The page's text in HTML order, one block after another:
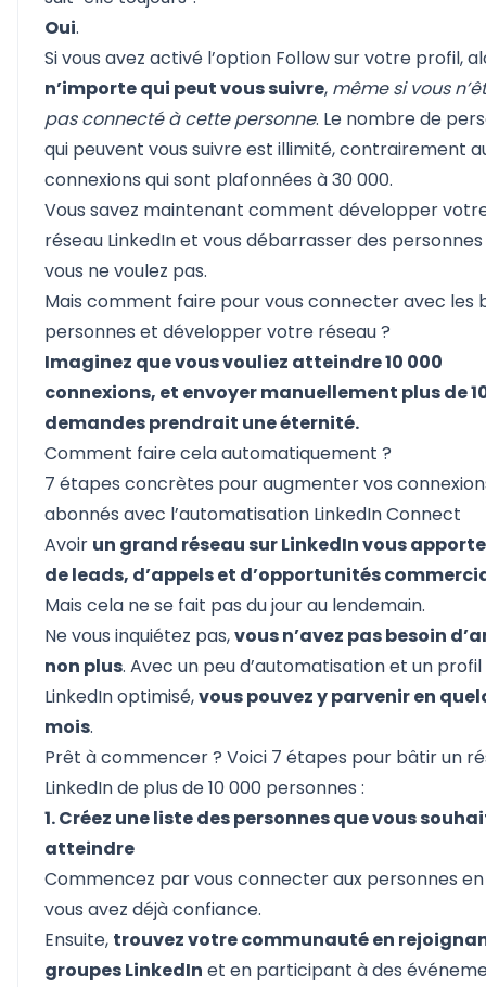
Oui.
Si vous avez activé l’option Follow sur votre profil,
n’importe qui peut vous suivre, même si vous
pas connecté à cette personne. Le nombre de
qui peuvent vous suivre est illimité, contrairement
connexions qui sont plafonnées à 30 000.
Vous savez maintenant comment développer
réseau LinkedIn et vous débarrasser des
vous ne voulez pas.
Mais comment faire pour vous connecter avec les
personnes et développer votre réseau ?
Imaginez que vous vouliez atteindre 10 000
connexions, et envoyer manuellement plus de
demandes prendrait une éternité.
Comment faire cela automatiquement ?
7 étapes concrètes pour augmenter vos
abonnés avec l’automatisation LinkedIn Connect
Avoir un grand réseau sur LinkedIn vous
de leads, d’appels et d’opportunités
Mais cela ne se fait pas du jour au lendemain.
Ne vous inquiétez pas,vous n’avez pas besoin
non plus. Avec un peu d’automatisation et un profil
LinkedIn optimisé,vous pouvez y parvenir en
mois.
Prêt à commencer ? Voici 7 étapes pour bâtir un
LinkedIn de plus de 10 000 personnes :
1. Créez une liste des personnes que vous
atteindre
Commencez par vous connecter aux personnes en
vous avez déjà confiance.
Ensuite, trouvez votre communauté en
groupes LinkedIn et en participant à des